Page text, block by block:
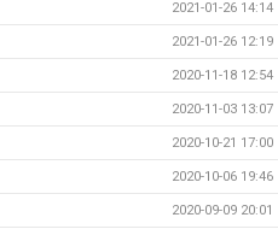
2021-01-26 14:14
2021-01-26 12:19
2020-11-18 12:54
2020-11-03 13:07
2020-10-21 17:00
2020-10-06 19:46
2020-09-09 20:01